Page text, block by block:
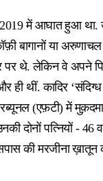
2019 में आघात हुआ
बागानों या
थे. लेकिन वे अपने
थीं. कादिर ‘संदिग्ध
(एफ़टी) में
दोनों पत्नियों - 46
की मरजीना ख़ातून